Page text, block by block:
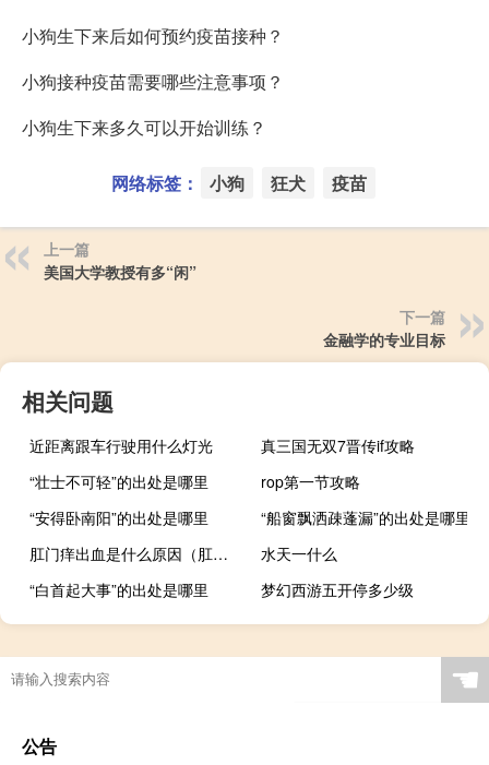
小狗生下来后如何预约疫苗接种？
小狗接种疫苗需要哪些注意事项？
小狗生下来多久可以开始训练？
网络标签： 小狗 狂犬 疫苗
上一篇
美国大学教授有多“闲”
下一篇
金融学的专业目标
相关问题
近距离跟车行驶用什么灯光
真三国无双7晋传if攻略
“壮士不可轻”的出处是哪里
rop第一节攻略
“安得卧南阳”的出处是哪里
“船窗飘洒疎蓬漏”的出处是哪里
肛门痒出血是什么原因（肛门痒出血）
水天一什么
“白首起大事”的出处是哪里
梦幻西游五开停多少级
☚
公告